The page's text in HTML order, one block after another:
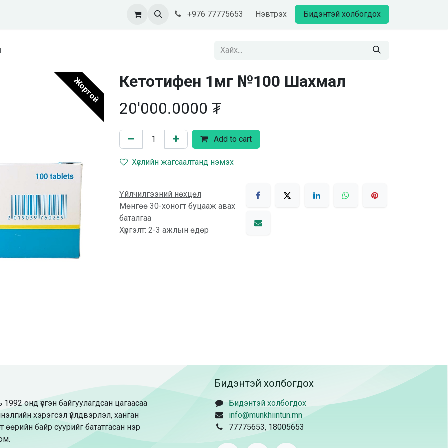
+976 77775653 Нэвтрэх Бидэнтэй холбогдох
Жортой
Кетотифен 1мг №100 Шахмал
20'000.0000 ₮
Add to cart
Хүслийн жагсаалтанд нэмэх
Үйлчилгээний нөхцөл
Мөнгөө 30-хоногт буцааж авах
баталгаа
Хүргэлт: 2-3 ажлын өдөр
онд үүсгэн байгуулагдсан цагаасаа
хэрэгсэл үйлдвэрлэл, ханган
өөрийн байр суурийг бататгасан нэр
Бидэнтэй холбогдох
Бидэнтэй холбогдох
info@munkhiintun.mn
77775653, 18005653